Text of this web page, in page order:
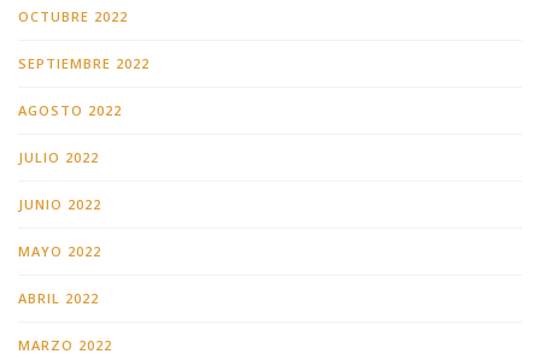
OCTUBRE 2022
SEPTIEMBRE 2022
AGOSTO 2022
JULIO 2022
JUNIO 2022
MAYO 2022
ABRIL 2022
MARZO 2022